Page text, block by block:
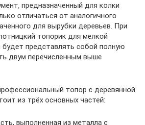
предназначенный для колки
отличаться от аналогичного
для вырубки деревьев. При
топорик для мелкой
представлять собой полную
двум перечисленным выше
топор с деревянной
из трёх основных частей:
выполненная из металла с